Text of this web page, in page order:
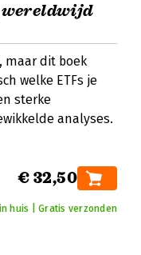
wereldwijd
maar dit boek
welke ETFs je
sterke
analyses.
€ 32,50
huis | Gratis verzonden